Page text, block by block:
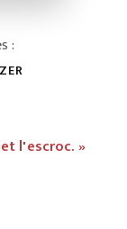
:
l'escroc. »